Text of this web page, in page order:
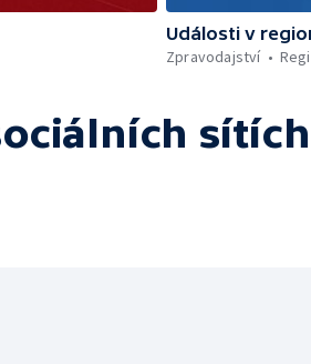
Události v
Zpravodajství
sítích